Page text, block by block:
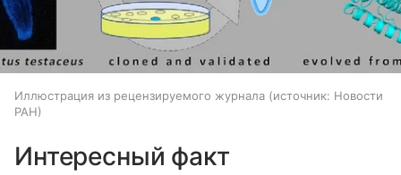
Иллюстрация из рецензируемого журнала источник: Новости
РАН
Интересный факт